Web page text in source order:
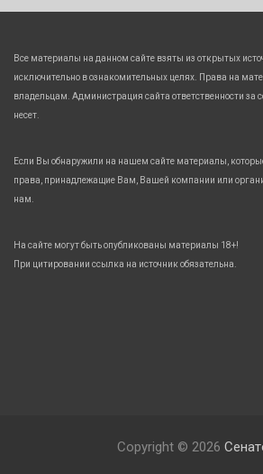
Все материалы на данном сайте взяты из открытых
исключительно в ознакомительных целях. Права на
владельцам. Администрация сайта ответственности за
несет.
Если Вы обнаружили на нашем сайте материалы,
права, принадлежащие Вам, Вашей компании или
нам.
На сайте могут быть опубликованы материалы 18+!
При цитировании ссылка на источник обязательна.
Copyright © 2026